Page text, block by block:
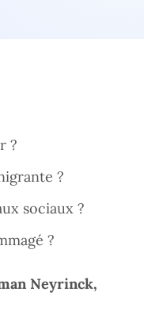
?
?
sociaux ?
?
Neyrinck,